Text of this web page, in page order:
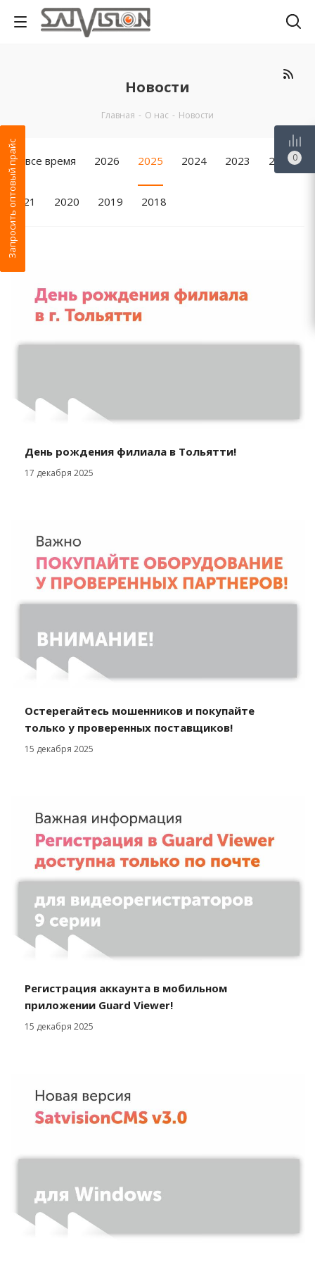
Новости
Главная - О нас - Новости
За все время 2026 2025 2024 2023 2022
2021 2020 2019 2018
День рождения филиала в Тольятти!
17 декабря 2025
Остерегайтесь мошенников и покупайте
только у проверенных поставщиков!
15 декабря 2025
Регистрация аккаунта в мобильном
приложении Guard Viewer!
15 декабря 2025
Запросить оптовый прайс 0